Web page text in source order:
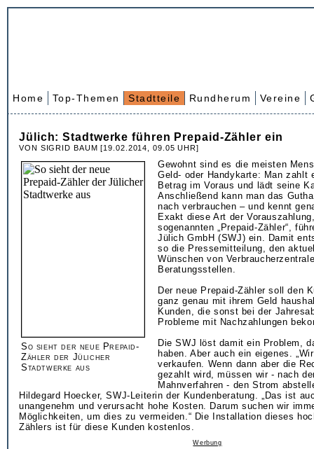
Home Top-Themen Stadtteile Rundherum Vereine
Jülich: Stadtwerke führen Prepaid-Zähler ein
VON SIGRID BAUM [19.02.2014, 09.05 UHR]
So sieht der neue Prepaid-
Zähler der Jülicher
Stadtwerke aus
Gewohnt sind es die meisten
Geld- oder Handykarte: Man zahlt
Betrag im Voraus und lädt seine
Anschließend kann man das
nach verbrauchen – und kennt
Exakt diese Art der
sogenannten „Prepaid-Zähler“,
Jülich GmbH (SWJ) ein. Damit
so die Pressemitteilung, den
Wünschen von
Beratungsstellen.
Der neue Prepaid-Zähler soll den
ganz genau mit ihrem Geld
Kunden, die sonst bei der
Probleme mit Nachzahlungen
Die SWJ löst damit ein Problem,
haben. Aber auch ein eigenes.
verkaufen. Wenn dann aber die
gezahlt wird, müssen wir - nach
Mahnverfahren - den Strom
Hildegard Hoecker, SWJ-Leiterin der Kundenberatung. „Das ist
unangenehm und verursacht hohe Kosten. Darum suchen wir
Möglichkeiten, um dies zu vermeiden.“ Die Installation dieses
Zählers ist für diese Kunden kostenlos.
Werbung